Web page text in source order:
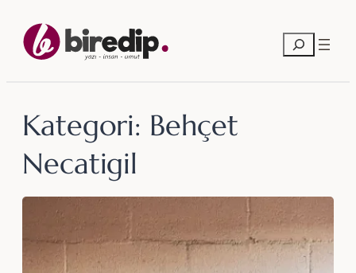
geç
Ara
Kategori: Behçet
Necatigil